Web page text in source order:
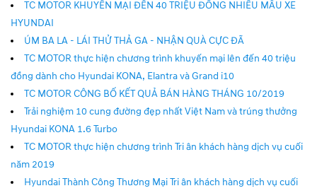
TC MOTOR KHUYẾN MẠI ĐẾN 40 TRIỆU ĐỒNG NHIỀU MẪU XE
HYUNDAI
ÚM BA LA - LÁI THỬ THẢ GA - NHẬN QUÀ CỰC ĐÃ
TC MOTOR thực hiện chương trình khuyến mại lên đến 40 triệu
đồng dành cho Hyundai KONA, Elantra và Grand i10
TC MOTOR CÔNG BỐ KẾT QUẢ BÁN HÀNG THÁNG 10/2019
Trải nghiệm 10 cung đường đẹp nhất Việt Nam và trúng thưởng
Hyundai KONA 1.6 Turbo
TC MOTOR thực hiện chương trình Tri ân khách hàng dịch vụ cuối
năm 2019
Hyundai Thành Công Thương Mại Tri ân khách hàng dịch vụ cuối